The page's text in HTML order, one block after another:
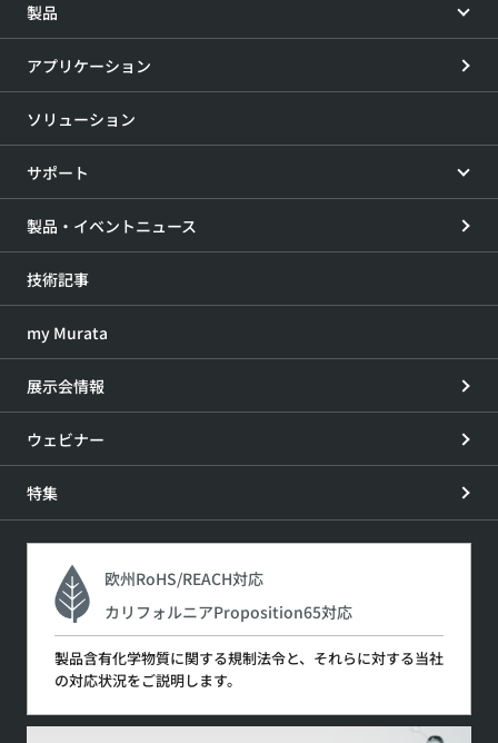
製品
アプリケーション
ソリューション
サポート
製品・イベントニュース
技術記事
my Murata
展示会情報
ウェビナー
特集
欧州RoHS/REACH対応
カリフォルニアProposition65対応
製品含有化学物質に関する規制法令と、それらに対する当社
の対応状況をご説明します。